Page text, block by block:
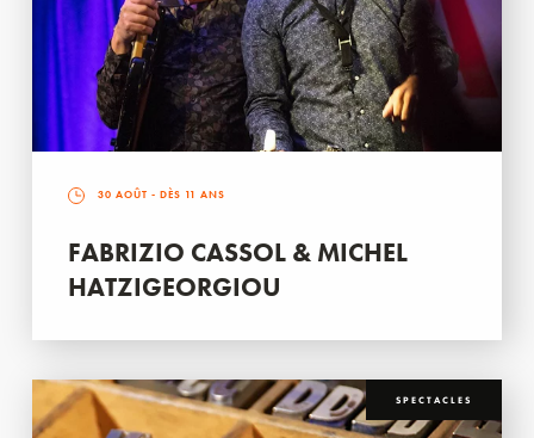
30 AOÛT - DÈS 11 ANS
FABRIZIO CASSOL & MICHEL
HATZIGEORGIOU
SPECTACLES